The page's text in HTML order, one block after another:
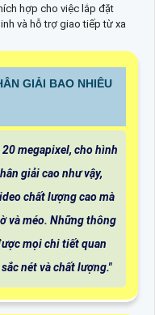
hợp cho việc lắp đặt
và hỗ trợ giao tiếp từ xa
GIẢI BAO NHIÊU
megapixel, cho hình
giải cao như vậy,
chất lượng cao mà
và méo. Những thông
mọi chi tiết quan
nét và chất lượng."